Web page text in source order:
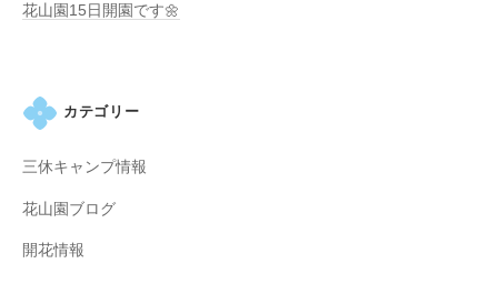
花山園15日開園です🌼
カテゴリー
三休キャンプ情報
花山園ブログ
開花情報